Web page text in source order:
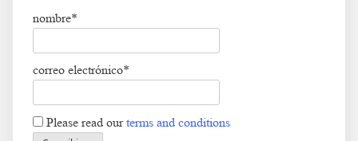
nombre*
correo electrónico*
Please read ourterms and conditions